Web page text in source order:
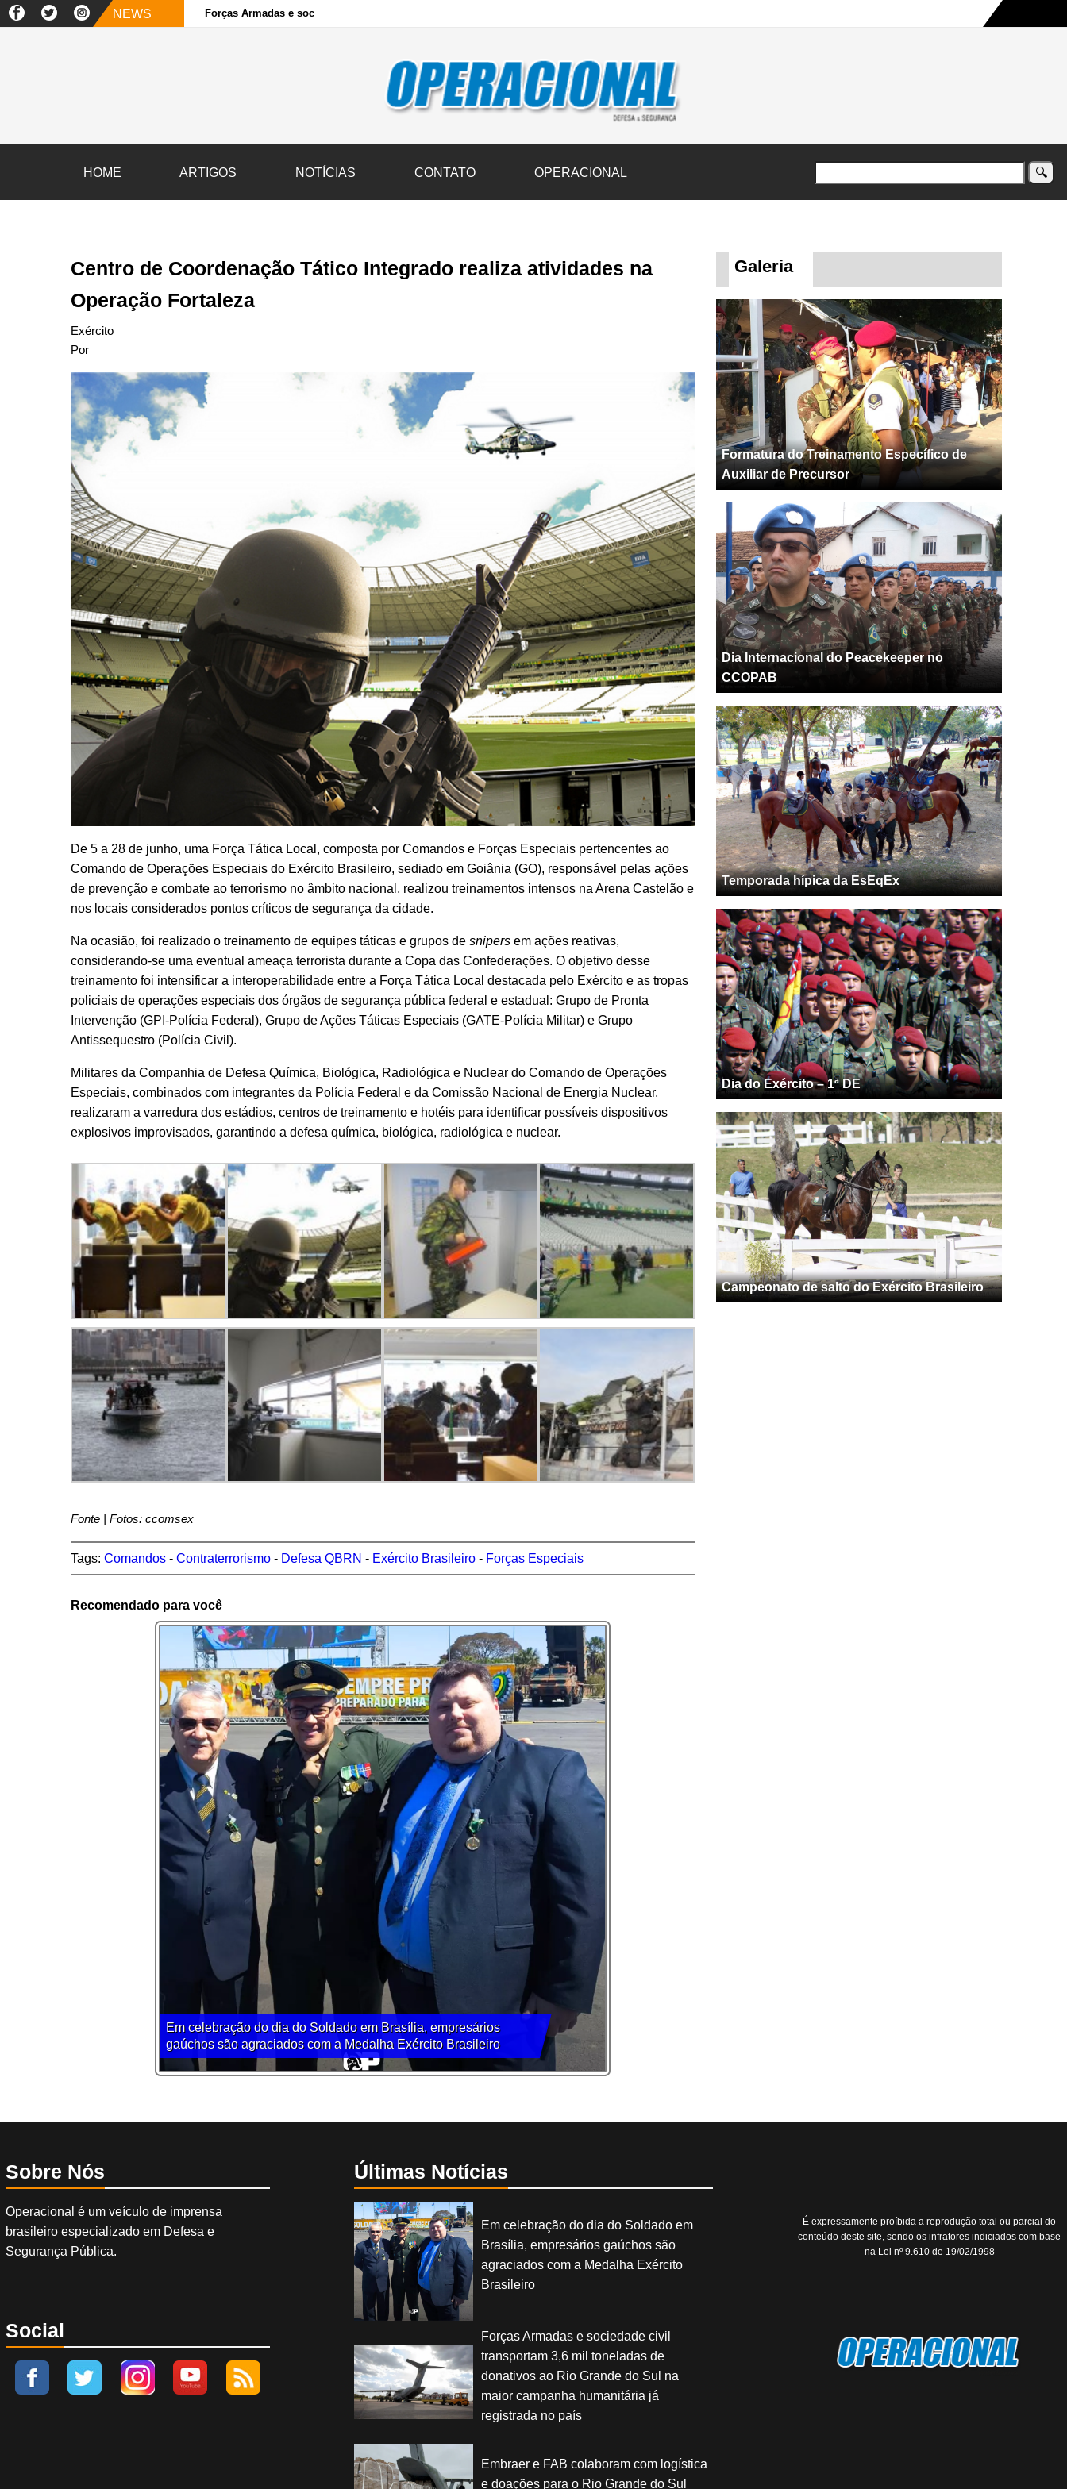
NEWS Forças Armadas e sociedade civil transportam 3,6 mil toneladas de donativos ao Rio Grande do Sul na maior campanha humanitária já registrada no país
HOME ARTIGOS NOTÍCIAS CONTATO OPERACIONAL
Centro de Coordenação Tático Integrado realiza atividades na
Operação Fortaleza
Exército
Por
De 5 a 28 de junho, uma Força Tática Local, composta por Comandos e Forças Especiais pertencentes ao
Comando de Operações Especiais do Exército Brasileiro, sediado em Goiânia (GO), responsável pelas ações
de prevenção e combate ao terrorismo no âmbito nacional, realizou treinamentos intensos na Arena Castelão e
nos locais considerados pontos críticos de segurança da cidade.
Na ocasião, foi realizado o treinamento de equipes táticas e grupos de snipersem ações reativas,
considerando-se uma eventual ameaça terrorista durante a Copa das Confederações. O objetivo desse
treinamento foi intensificar a interoperabilidade entre a Força Tática Local destacada pelo Exército e as tropas
policiais de operações especiais dos órgãos de segurança pública federal e estadual: Grupo de Pronta
Intervenção (GPI-Polícia Federal), Grupo de Ações Táticas Especiais (GATE-Polícia Militar) e Grupo
Antissequestro (Polícia Civil).
Militares da Companhia de Defesa Química, Biológica, Radiológica e Nuclear do Comando de Operações
Especiais, combinados com integrantes da Polícia Federal e da Comissão Nacional de Energia Nuclear,
realizaram a varredura dos estádios, centros de treinamento e hotéis para identificar possíveis dispositivos
explosivos improvisados, garantindo a defesa química, biológica, radiológica e nuclear.
Fonte | Fotos: ccomsex
Tags: Comandos- Contraterrorismo- Defesa QBRN - Exército Brasileiro- Forças Especiais
Recomendado para você
Em celebração do dia do Soldado em Brasília, empresários
gaúchos são agraciados com a Medalha Exército Brasileiro
Galeria
Formatura do Treinamento Específico de
Auxiliar de Precursor
Dia Internacional do Peacekeeper no
CCOPAB
Temporada hípica da EsEqEx
Dia do Exército – 1ª DE
Campeonato de salto do Exército Brasileiro
Sobre Nós
Operacional é um veículo de imprensa
brasileiro especializado em Defesa e
Segurança Pública.
Social
Últimas Notícias
Em celebração do dia do Soldado em
Brasília, empresários gaúchos são
agraciados com a Medalha Exército
Brasileiro
Forças Armadas e sociedade civil
transportam 3,6 mil toneladas de
donativos ao Rio Grande do Sul na
maior campanha humanitária já
registrada no país
Embraer e FAB colaboram com logística
e doações para o Rio Grande do Sul
É expressamente proíbida a reprodução total ou parcial do
conteúdo deste site, sendo os infratores indiciados com base
na Lei nº 9.610 de 19/02/1998